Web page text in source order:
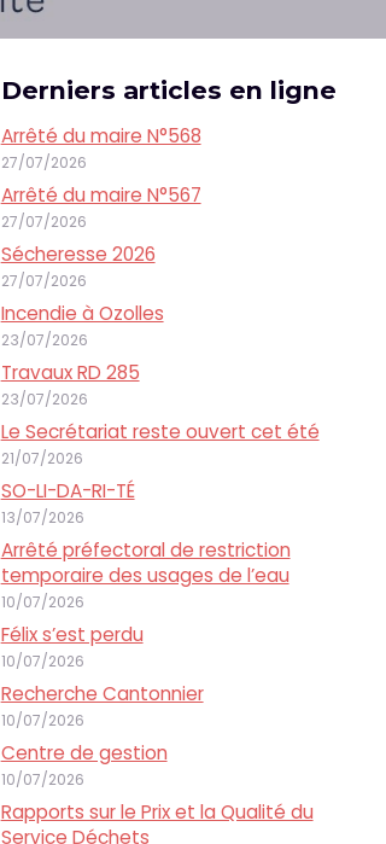
Derniers articles en ligne
Arrêté du maire N°568
27/07/2026
Arrêté du maire N°567
27/07/2026
Sécheresse 2026
27/07/2026
Incendie à Ozolles
23/07/2026
Travaux RD 285
23/07/2026
Le Secrétariat reste ouvert cet été
21/07/2026
SO-LI-DA-RI-TÉ
13/07/2026
Arrêté préfectoral de restriction
temporaire des usages de l’eau
10/07/2026
Félix s’est perdu
10/07/2026
Recherche Cantonnier
10/07/2026
Centre de gestion
10/07/2026
Rapports sur le Prix et la Qualité du
Service Déchets